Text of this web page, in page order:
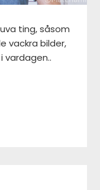
ting, såsom
vackra bilder,
vardagen..